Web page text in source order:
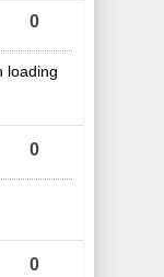
0
loading
0
0